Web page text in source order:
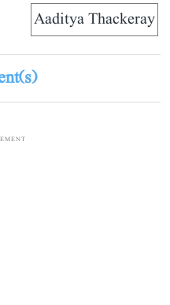
Aaditya Thackeray